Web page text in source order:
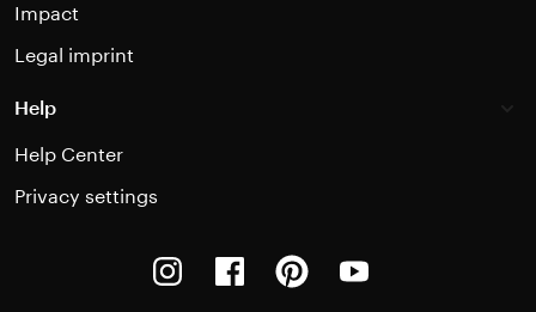
Impact
Legal imprint
Help
Help Center
Privacy settings
InstagramFacebookPinterest